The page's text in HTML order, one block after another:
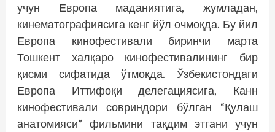
учун Европа маданиятига, жумладан,
кинематографиясига кенг йўл очмоқда. Бу йил
Европа кинофестивали биринчи марта
Тошкент халқаро кинофестивалининг бир
қисми сифатида ўтмоқда. Ўзбекистондаги
Европа Иттифоқи делегациясига, Канн
кинофестивали совриндори бўлган “Қулаш
анатомияси” фильмини тақдим этгани учун